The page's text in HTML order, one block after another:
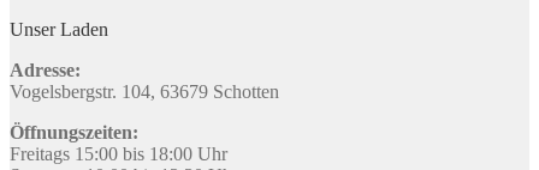
Unser Laden
Adresse:
Vogelsbergstr. 104, 63679 Schotten
Öffnungszeiten:
Freitags 15:00 bis 18:00 Uhr